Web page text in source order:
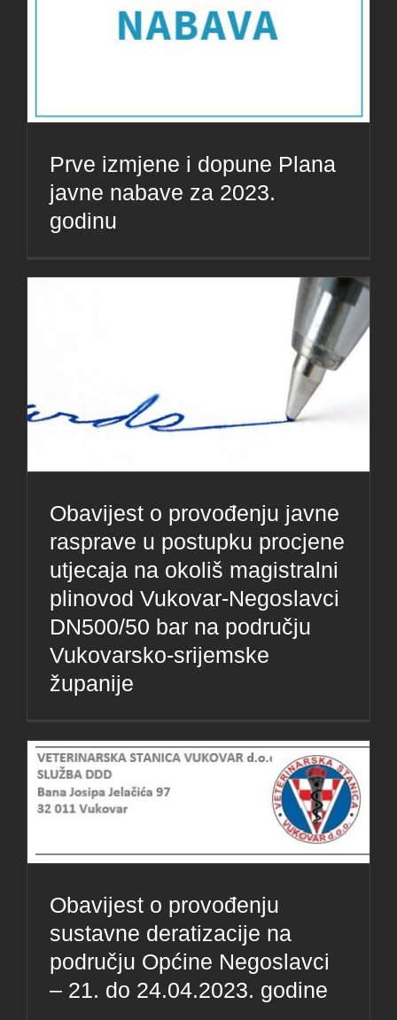
Prve izmjene i dopune Plana
javne nabave za 2023.
godinu
Obavijest o provođenju javne
rasprave u postupku procjene
utjecaja na okoliš magistralni
plinovod Vukovar-Negoslavci
DN500/50 bar na području
Vukovarsko-srijemske
županije
Obavijest o provođenju
sustavne deratizacije na
području Općine Negoslavci
– 21. do 24.04.2023. godine